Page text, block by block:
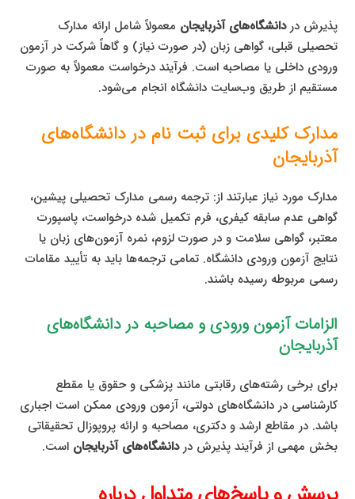
پذیرش دردانشگاه‌های آذربایجان معمولاً شامل ارائه مدارک
تحصیلی قبلی، گواهی زبان (در صورت نیاز) و گاهاً شرکت در آزمون
ورودی داخلی یا مصاحبه است. فرآیند درخواست معمولاً به صورت
مستقیم از طریق وب‌سایت دانشگاه انجام می‌شود.
مدارک کلیدی برای ثبت نام در دانشگاه‌های
آذربایجان
مدارک مورد نیاز عبارتند از: ترجمه رسمی مدارک تحصیلی پیشین،
گواهی عدم سابقه کیفری، فرم تکمیل شده درخواست، پاسپورت
معتبر، گواهی سلامت و در صورت لزوم، نمره آزمون‌های زبان یا
نتایج آزمون ورودی دانشگاه. تمامی ترجمه‌ها باید به تأیید مقامات
رسمی مربوطه رسیده باشند.
الزامات آزمون ورودی و مصاحبه در دانشگاه‌های
آذربایجان
برای برخی رشته‌های رقابتی مانند پزشکی و حقوق یا مقطع
کارشناسی در دانشگاه‌های دولتی، آزمون ورودی ممکن است اجباری
باشد. در مقاطع ارشد و دکتری، مصاحبه و ارائه پروپوزال تحقیقاتی
بخش مهمی از فرآیند پذیرش دردانشگاه‌های آذربایجان است.